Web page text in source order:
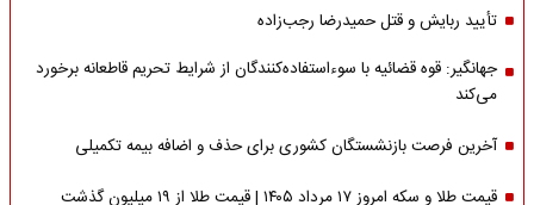
تأیید ربایش و قتل حمیدرضا رجب‌زاده
جهانگیر: قوه قضائیه با سوءاستفاده‌کنندگان از شرایط تحریم قاطعانه برخورد
می‌کند
آخرین فرصت بازنشستگان کشوری برای حذف و اضافه بیمه تکمیلی
قیمت طلا و سکه امروز ۱۷ مرداد ۱۴۰۵ | قیمت طلا از ۱۹ میلیون گذشت